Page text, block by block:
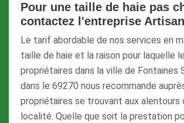
Pour une taille de haie pas
contactez l'entreprise
Le tarif abordable de nos services en
taille de haie et la raison pour laquelle
propriétaires dans la ville de Fontaines
dans le 69270 nous recommande
propriétaires se trouvant aux
localité. Quelle que soit la prestation